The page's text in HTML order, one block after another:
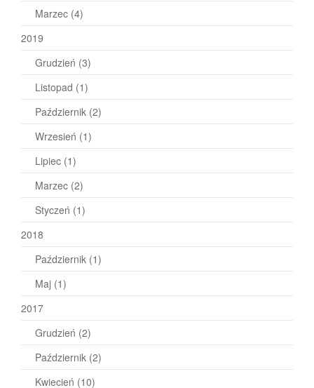
Marzec (4)
2019
Grudzień (3)
Listopad (1)
Październik (2)
Wrzesień (1)
Lipiec (1)
Marzec (2)
Styczeń (1)
2018
Październik (1)
Maj (1)
2017
Grudzień (2)
Październik (2)
Kwiecień (10)